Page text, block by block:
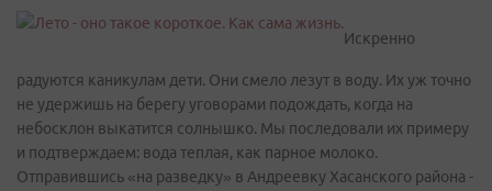
Искренно
радуются каникулам дети. Они смело лезут в воду. Их уж точно
не удержишь на берегу уговорами подождать, когда на
небосклон выкатится солнышко. Мы последовали их примеру
и подтверждаем: вода теплая, как парное молоко.
Отправившись «на разведку» в Андреевку Хасанского района -